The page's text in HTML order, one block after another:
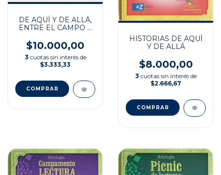
DE AQUÍ Y DE ALLÁ,
ENTRE EL CAMPO Y
$10.000,00
3 cuotas sin interés de
$3.333,33
HISTORIAS DE AQUÍ
Y DE ALLÁ
$8.000,00
3 cuotas sin interés de
$2.666,67